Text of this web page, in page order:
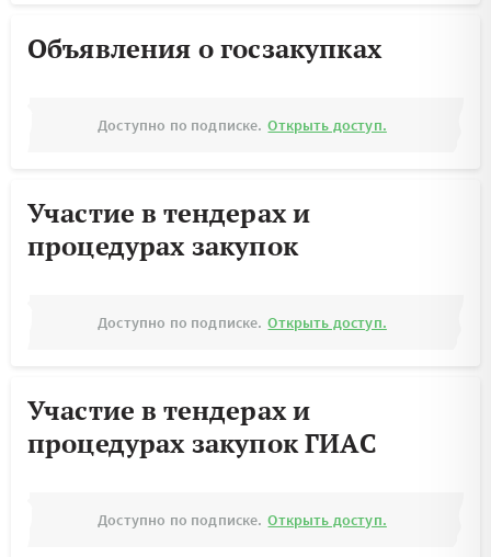
Объявления о госзакупках
Доступно по подписке. Открыть доступ.
Участие в тендерах и
процедурах закупок
Доступно по подписке. Открыть доступ.
Участие в тендерах и
процедурах закупок ГИАС
Доступно по подписке. Открыть доступ.